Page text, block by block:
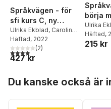
Språkvägen - för
sfi kurs C, ny
upplaga
Ulrika Ekblad, Caroline
Söderqvist
Häftad, 2022
4,0utav 5 stjärnor. Totalt antal
(2)
427 kr
börja
och 3C
Ulrika
Häftad,
215 kr
Du kanske också är